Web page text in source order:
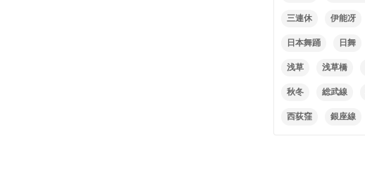
三連休 伊能冴
日本舞踊 日舞
浅草 浅草橋
秋冬 総武線
西荻窪 銀座線